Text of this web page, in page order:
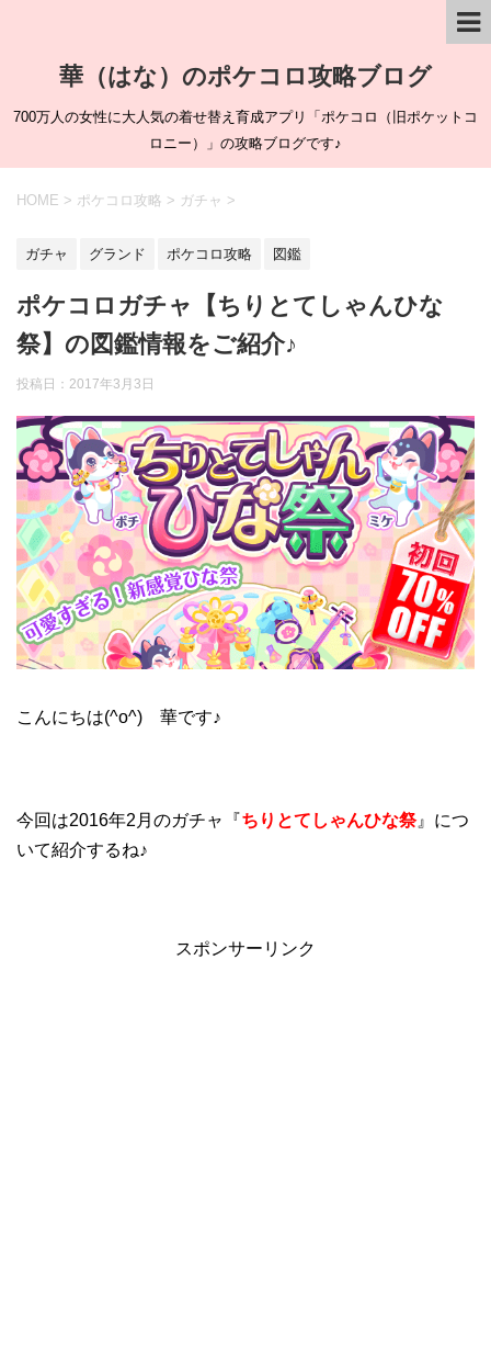
華（はな）のポケコロ攻略ブログ
700万人の女性に大人気の着せ替え育成アプリ「ポケコロ（旧ポケットコ
ロニー）」の攻略ブログです♪
HOME > ポケコロ攻略 > ガチャ >
ガチャ グランド ポケコロ攻略 図鑑
ポケコロガチャ【ちりとてしゃんひな
祭】の図鑑情報をご紹介♪
投稿日： 2017年3月3日
こんにちは(^o^) 華です♪
今回は2016年2月のガチャ『ちりとてしゃんひな祭』につ
いて紹介するね♪
スポンサーリンク